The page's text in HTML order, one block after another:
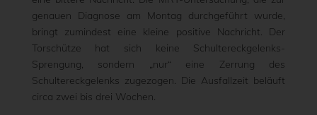
genauen Diagnose am Montag durchgeführt wurde,
bringt zumindest eine kleine positive Nachricht. Der
Torschütze hat sich keine Schultereckgelenks-
Sprengung, sondern „nur“ eine Zerrung des
Schultereckgelenks zugezogen. Die Ausfallzeit beläuft
circa zwei bis drei Wochen.